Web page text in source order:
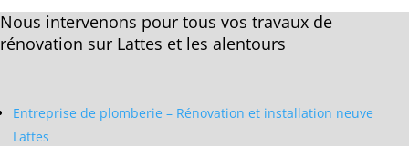
Nous intervenons pour tous vos travaux de
rénovation sur Lattes et les alentours
Entreprise de plomberie – Rénovation et installation neuve
Lattes